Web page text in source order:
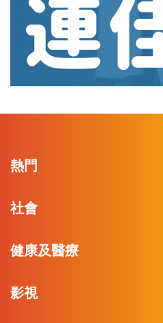
熱門
社會
健康及醫療
影視